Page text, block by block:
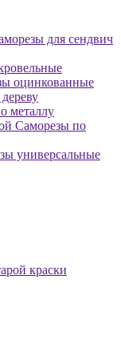
для сендвич
оцинкованные
металлу
Саморезы по
универсальные
краски